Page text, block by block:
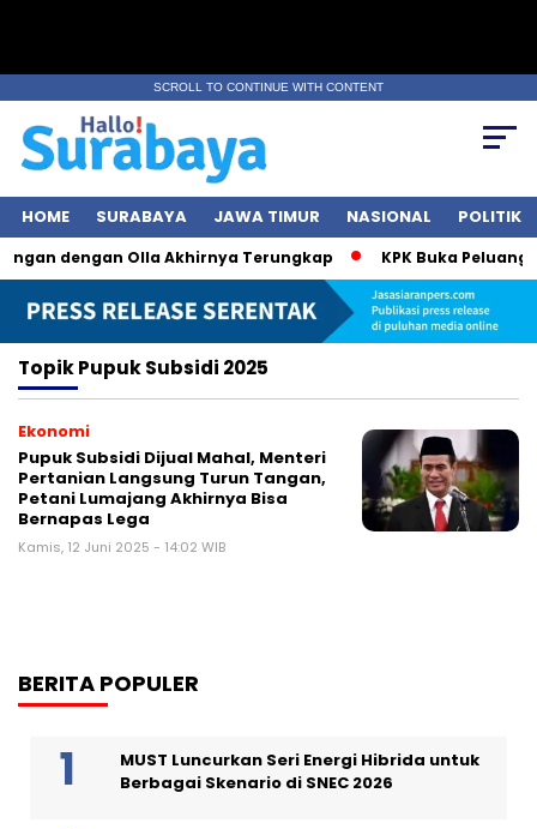
SCROLL TO CONTINUE WITH CONTENT
HOME SURABAYA JAWA TIMUR NASIONAL POLITIK
dengan Olla Akhirnya Terungkap KPK Buka
TopikPupuk Subsidi 2025
Ekonomi
Pupuk Subsidi Dijual Mahal, Menteri
Pertanian Langsung Turun Tangan,
Petani Lumajang Akhirnya Bisa
Bernapas Lega
Kamis, 12 Juni 2025 - 14:02 WIB
BERITA POPULER
MUST Luncurkan Seri Energi Hibrida untuk
Berbagai Skenario di SNEC 2026